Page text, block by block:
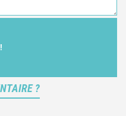
?